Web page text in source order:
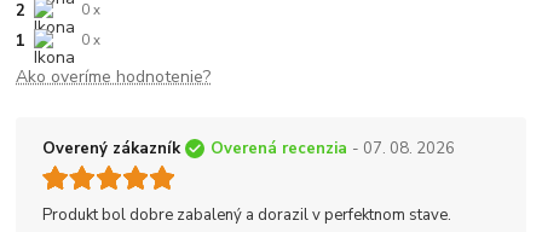
2 0 x
1 0 x
Ako overíme hodnotenie?
Overený zákazník Overená recenzia - 07. 08. 2026
Produkt bol dobre zabalený a dorazil v perfektnom stave.